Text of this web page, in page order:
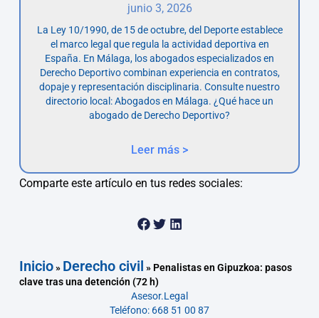
junio 3, 2026
La Ley 10/1990, de 15 de octubre, del Deporte establece
el marco legal que regula la actividad deportiva en
España. En Málaga, los abogados especializados en
Derecho Deportivo combinan experiencia en contratos,
dopaje y representación disciplinaria. Consulte nuestro
directorio local: Abogados en Málaga. ¿Qué hace un
abogado de Derecho Deportivo?
Leer más >
Comparte este artículo en tus redes sociales:
Inicio» Derecho civil » Penalistas en Gipuzkoa: pasos
clave tras una detención (72 h)
Asesor.Legal
Teléfono: 668 51 00 87